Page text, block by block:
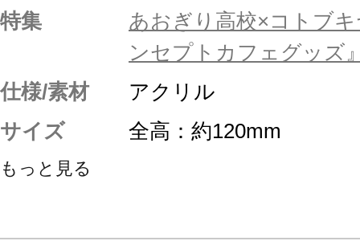
特集
あおぎり高校×コトブ
ンセプトカフェグッズ
仕様/素材
アクリル
サイズ
全高：約120mm
もっと見る